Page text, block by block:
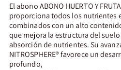
El abono ABONO HUERTO Y
proporciona todos los nutrientes
combinados con un alto
que mejora la estructura del
absorción de nutrientes. Su
NITROSPHERE® favorece un
profundo,